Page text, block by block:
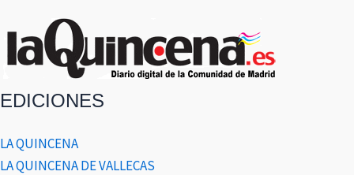
EDICIONES
LA QUINCENA
LA QUINCENA DE VALLECAS